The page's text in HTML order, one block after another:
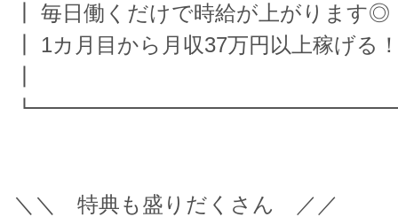
┃ 毎日働くだけで時給が上がります◎
┃ 1カ月目から月収37万円以上稼げる
＼＼ 特典も盛りだくさん ／／